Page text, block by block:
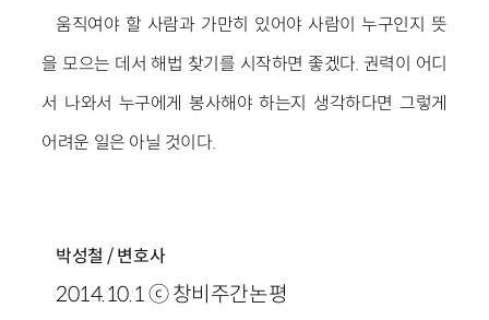
움직여야 할 사람과 가만히 있어야 사람이 누구인지 뜻
을 모으는 데서 해법 찾기를 시작하면 좋겠다. 권력이 어디
서 나와서 누구에게 봉사해야 하는지 생각하다면 그렇게
어려운 일은 아닐 것이다.
박성철 / 변호사
2014.10.1 ⓒ 창비주간논평